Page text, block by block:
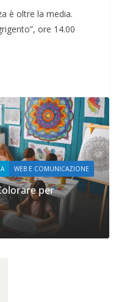
è oltre la media.
ore 14.00
WEB E COMUNICAZIONE
Prupix Studio
2 Novembre 2023